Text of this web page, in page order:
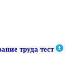
труда тест